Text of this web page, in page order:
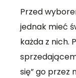
Przed
jednak mieć
każda z nich.
się” go przez